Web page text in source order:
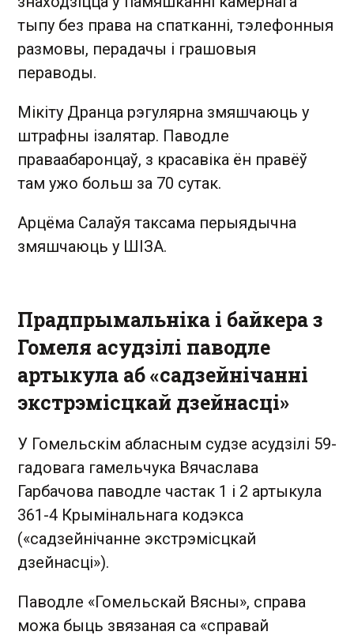
тыпу без права на спатканні, тэлефонныя
размовы, перадачы і грашовыя
пераводы.
Мікіту Дранца рэгулярна змяшчаюць у
штрафны ізалятар. Паводле
праваабаронцаў, з красавіка ён правёў
там ужо больш за 70 сутак.
Арцёма Салаўя таксама перыядычна
змяшчаюць у ШІЗА.
Прадпрымальніка і байкера з
Гомеля асудзілі паводле
артыкула аб «садзейнічанні
экстрэмісцкай дзейнасці»
У Гомельскім абласным судзе асудзілі 59-
гадовага гамельчука Вячаслава
Гарбачова паводле частак 1 і 2 артыкула
361-4 Крымінальнага кодэкса
(«садзейнічанне экстрэмісцкай
дзейнасці»).
Паводле «Гомельскай Вясны», справа
можа быць звязаная са «справай